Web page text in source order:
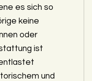
es sich so
keine
oder
ist
und